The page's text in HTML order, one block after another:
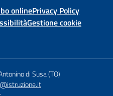
onlinePrivacy Policy
Gestione cookie
di Susa (TO)